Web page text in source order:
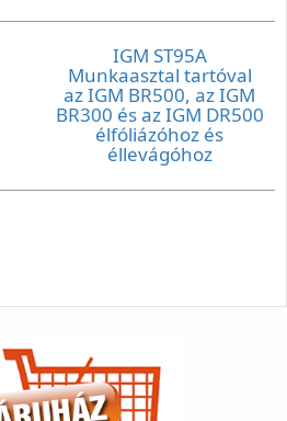
IGM ST95A
Munkaasztal tartóval
az IGM BR500, az IGM
BR300 és az IGM DR500
élfóliázóhoz és
éllevágóhoz